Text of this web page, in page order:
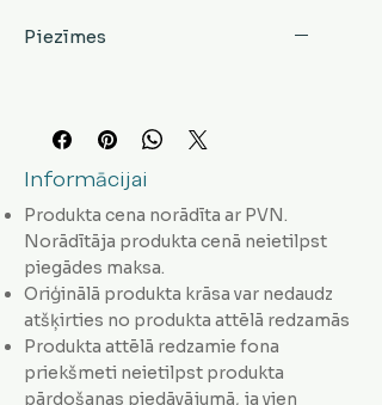
Piezīmes
Informācijai
Produkta cena norādīta ar PVN.
Norādītāja produkta cenā neietilpst
piegādes maksa.
Oriģinālā produkta krāsa var nedaudz
atšķirties no produkta attēlā redzamās
Produkta attēlā redzamie fona
priekšmeti neietilpst produkta
pārdošanas piedāvājumā, ja vien